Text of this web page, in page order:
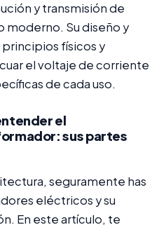
y transmisión de
moderno. Su diseño y
físicos y
el voltaje de corriente
de cada uso.
el
sus partes
seguramente has
eléctricos y su
En este artículo, te